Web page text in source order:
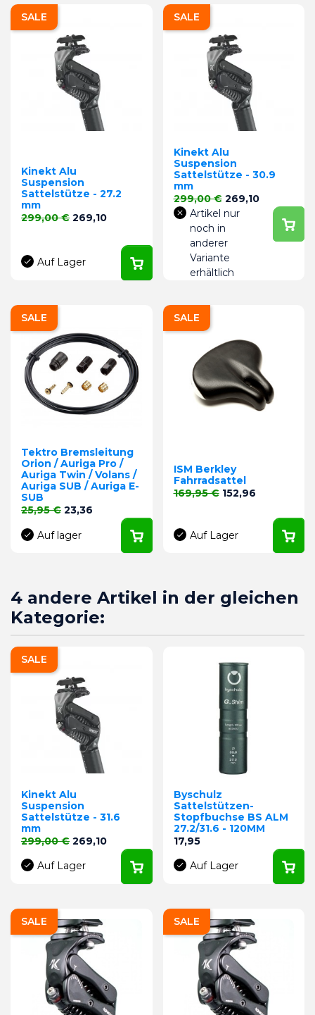
Kinekt Alu
Suspension
Sattelstütze - 27.2
mm
Verkaufspreis
299,00 € Preis
269,10
Auf Lager
SALE
Kinekt Alu
Suspension
Sattelstütze - 30.9
mm
Verkaufspreis
299,00 € Preis
269,10
Artikel nur
noch in
anderer
Variante
erhältlich
SALE
Tektro Bremsleitung
Orion / Auriga Pro /
Auriga Twin / Volans /
Auriga SUB / Auriga E-
SUB
Verkaufspreis
25,95 € Preis
23,36
Auf lager
SALE
ISM Berkley
Fahrradsattel
Verkaufspreis
169,95 € Preis
152,96
Auf Lager
SALE
4 andere Artikel in der gleichen
Kategorie:
Kinekt Alu
Suspension
Sattelstütze - 31.6
mm
Verkaufspreis
299,00 € Preis
269,10
Auf Lager
SALE
Byschulz
Sattelstützen-
Stopfbuchse BS ALM
27.2/31.6 - 120MM
Preis
17,95
Auf Lager
SALE SALE